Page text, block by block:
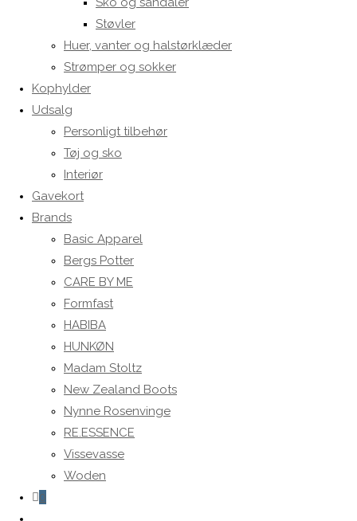
Støvler
Huer, vanter og halstørklæder
Strømper og sokker
Kophylder
Udsalg
Personligt tilbehør
Tøj og sko
Interiør
Gavekort
Brands
Basic Apparel
Bergs Potter
CARE BY ME
Formfast
HABIBA
HUNKØN
Madam Stoltz
New Zealand Boots
Nynne Rosenvinge
RE.ESSENCE
Vissevasse
Woden
0